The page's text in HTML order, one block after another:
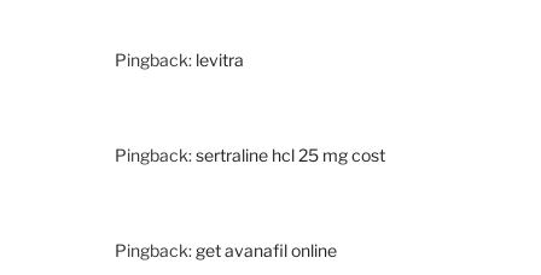
Pingback: levitra
Pingback:sertraline hcl 25 mg cost
Pingback:get avanafil online